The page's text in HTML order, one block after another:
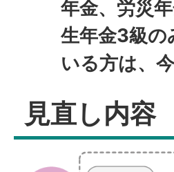
年金、労災
生年金3級の
いる方は、
見直し内容